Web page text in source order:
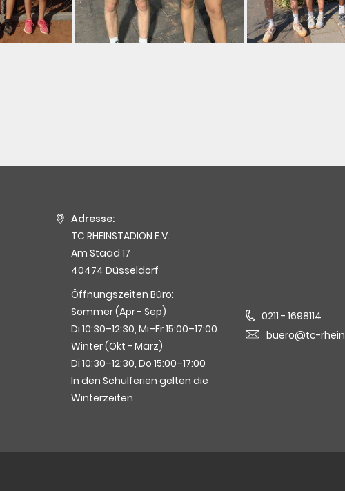
Adresse:
TC RHEINSTADION E.V.
Am Staad 17
40474 Düsseldorf
Öffnungszeiten Büro:
Sommer (Apr - Sep)
Di 10:30–12:30, Mi–Fr 15:00–17:00
Winter (Okt - März)
Di 10:30–12:30, Do 15:00–17:00
In den Schulferien gelten die
Winterzeiten
0211 - 1698114
buero@tc-